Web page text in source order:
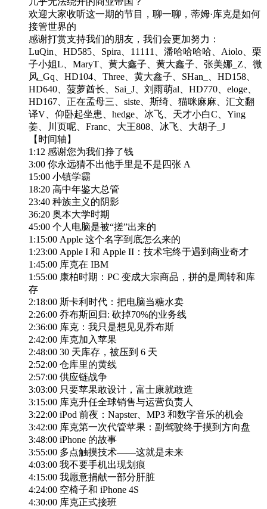
欢迎大家收听这一期的节目，聊一聊，蒂姆·库克是如何
接管世界的
感谢打赏支持我们的朋友，我们会更加努力：
LuQin、HD585、Spira、11111、潘哈哈哈哈、Aiolo、栗
子小姐L、MaryT、黄大鑫子、黄大鑫子、张美娜_Z、微
风_Gq、HD104、Three、黄大鑫子、SHan_、HD158、
HD640、菠萝酋长、Sai_J、刘雨萌al、HD770、eloge、
HD167、正在孟母三、siste、斯绮、猫咪麻麻、汇文翻
译V、仰卧起坐患、hedge、冰飞、天才小白C、Ying
姜、川页呢、Franc、大王808、冰飞、大胡子_J
【时间轴】
1:12 感谢您为我们挣了钱
3:00 你永远猜不出他手里是不是四张 A
15:00 小镇学霸
18:20 高中年鉴大总管
23:40 种族主义的阴影
36:20 奥本大学时期
45:00 个人电脑是被“搓”出来的
1:15:00 Apple 这个名字到底怎么来的
1:23:00 Apple I 和 Apple II：技术宅终于遇到商业奇才
1:45:00 库克在 IBM
1:55:00 康柏时期：PC 变成大宗商品，拼的是周转和库
存
2:18:00 斯卡利时代：把电脑当糖水卖
2:26:00 乔布斯回归: 砍掉70%的业务线
2:36:00 库克：我只是想见见乔布斯
2:42:00 库克加入苹果
2:48:00 30 天库存，被压到 6 天
2:52:00 仓库里的黄线
2:57:00 供应链战争
3:03:00 只要苹果敢设计，富士康就敢造
3:15:00 库克升任全球销售与运营负责人
3:22:00 iPod 前夜：Napster、MP3 和数字音乐的机会
3:42:00 库克第一次代管苹果：副驾驶终于摸到方向盘
3:48:00 iPhone 的故事
3:55:00 多点触摸技术——这就是未来
4:03:00 我不要手机出现划痕
4:15:00 我愿意捐献一部分肝脏
4:24:00 空椅子和 iPhone 4S
4:30:00 库克正式接班